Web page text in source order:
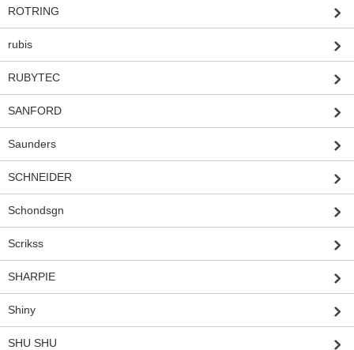
ROTRING
rubis
RUBYTEC
SANFORD
Saunders
SCHNEIDER
Schondsgn
Scrikss
SHARPIE
Shiny
SHU SHU